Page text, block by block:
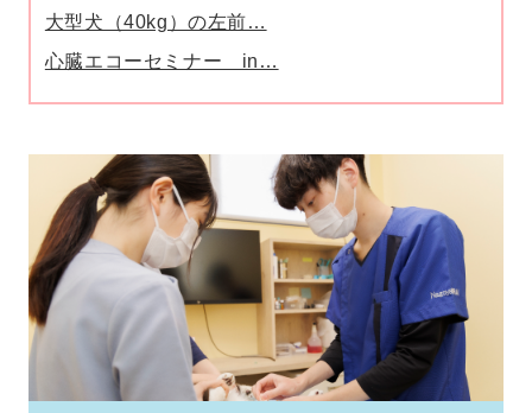
大型犬（40kg）の左前…
心臓エコーセミナー in…